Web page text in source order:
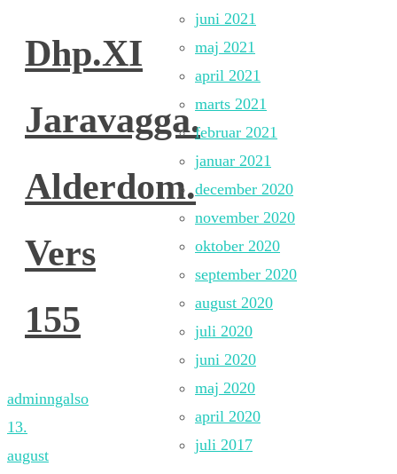
Dhp.XI
Jaravagga.
Alderdom.
Vers
155
adminngalso
13.
august
juni 2021
maj 2021
april 2021
marts 2021
februar 2021
januar 2021
december 2020
november 2020
oktober 2020
september 2020
august 2020
juli 2020
juni 2020
maj 2020
april 2020
juli 2017